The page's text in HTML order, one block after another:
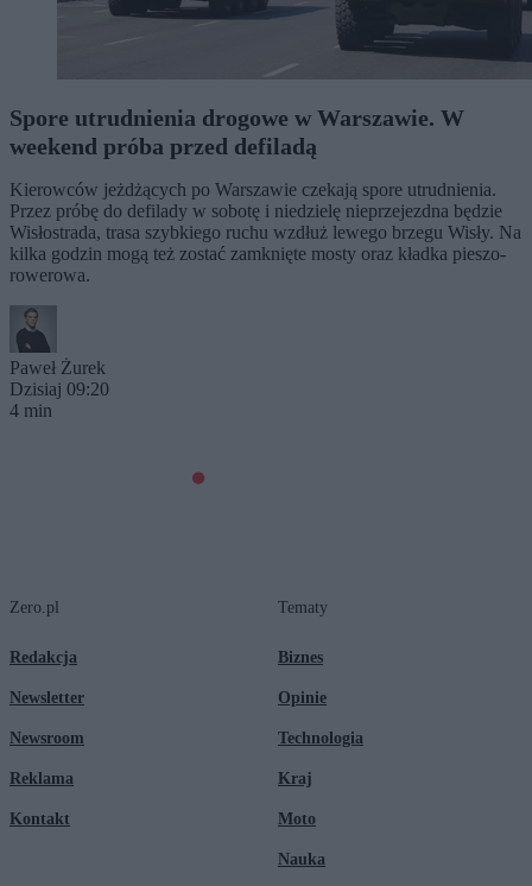
Spore utrudnienia drogowe w Warszawie. W
weekend próba przed defiladą
Kierowców jeżdżących po Warszawie czekają spore utrudnienia.
Przez próbę do defilady w sobotę i niedzielę nieprzejezdna będzie
Wisłostrada, trasa szybkiego ruchu wzdłuż lewego brzegu Wisły. Na
kilka godzin mogą też zostać zamknięte mosty oraz kładka pieszo-
rowerowa.
Paweł Żurek
Dzisiaj 09:20
4 min
Zero.pl
Redakcja
Newsletter
Newsroom
Reklama
Kontakt
Tematy
Biznes
Opinie
Technologia
Kraj
Moto
Nauka